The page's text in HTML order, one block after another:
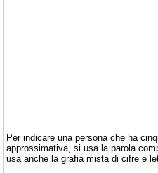
Per indicare una persona che ha
approssimativa, si usa la parola
usa anche la grafia mista di cifre e